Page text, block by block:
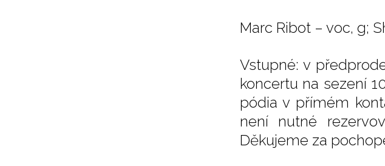
Marc Ribot – voc, g;
Vstupné: v
koncertu na sezení
pódia v přímém
není nutné
Děkujeme za